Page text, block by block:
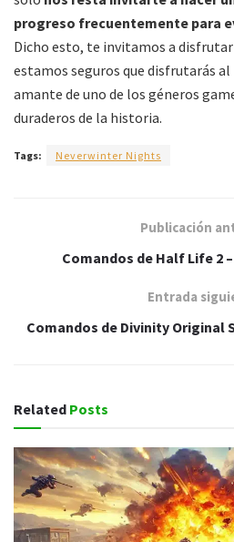
progreso frecuentemente para
Dicho esto, te invitamos a disfrutar
estamos seguros que disfrutarás al
amante de uno de los géneros
duraderos de la historia.
Tags: Neverwinter Nights
Publicación
Comandos de Half Life 2
Entrada
Comandos de Divinity Original
Related Posts